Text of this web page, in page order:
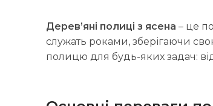
Дерев’яні полиці з ясена – це
служать роками, зберігаючи
полицю для будь-яких задач: